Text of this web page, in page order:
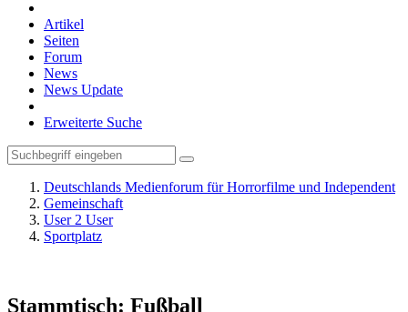
Artikel
Seiten
Forum
News
News Update
Erweiterte Suche
Deutschlands Medienforum für Horrorfilme und Independent
Gemeinschaft
User 2 User
Sportplatz
Stammtisch: Fußball